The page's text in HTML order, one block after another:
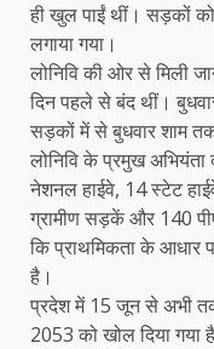
ही खुल पाईं थीं। सड़कों
लगाया गया।
लोनिवि की ओर से मिली
दिन पहले से बंद थीं।
सड़कों में से बुधवार शाम
लोनिवि के प्रमुख
नेशनल हाईवे, 14 स्टेट
ग्रामीण सड़कें और 140
कि प्राथमिकता के आधार
है।
प्रदेश में 15 जून से अभी
2053 को खोल दिया गया